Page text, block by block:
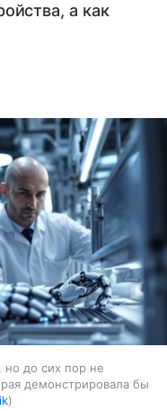
а как
но до сих пор не
демонстрировала бы